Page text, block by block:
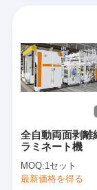
全自動両面剥離
ラミネート機
MOQ:1セット
最新価格を得る